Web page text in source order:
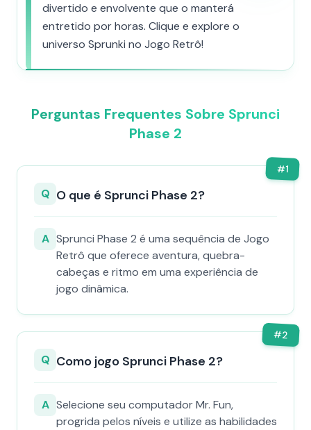
divertido e envolvente que o manterá
entretido por horas. Clique e explore o
universo Sprunki no Jogo Retrô!
Perguntas Frequentes Sobre Sprunci
Phase 2
#1
Q O que é Sprunci Phase 2?
A Sprunci Phase 2 é uma sequência de Jogo
Retrô que oferece aventura, quebra-
cabeças e ritmo em uma experiência de
jogo dinâmica.
#2
Q Como jogo Sprunci Phase 2?
A Selecione seu computador Mr. Fun,
progrida pelos níveis e utilize as habilidades